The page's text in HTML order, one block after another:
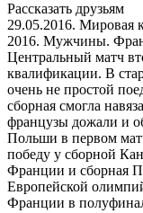
Рассказать друзьям
29.05.2016. Мировая
2016. Мужчины.
Центральный матч
квалификации. В
очень не простой
сборная смогла
французы дожали и
Польши в первом
победу у сборной
Франции и сборная
Европейской
Франции в